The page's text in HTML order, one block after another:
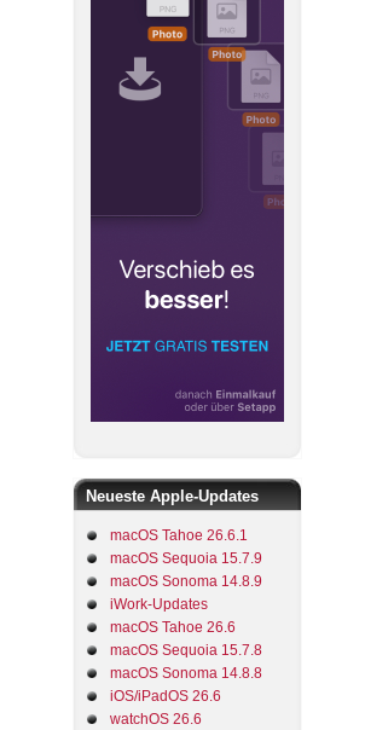
Neueste Apple-Updates
macOS Tahoe 26.6.1
macOS Sequoia 15.7.9
macOS Sonoma 14.8.9
iWork-Updates
macOS Tahoe 26.6
macOS Sequoia 15.7.8
macOS Sonoma 14.8.8
iOS/iPadOS 26.6
watchOS 26.6